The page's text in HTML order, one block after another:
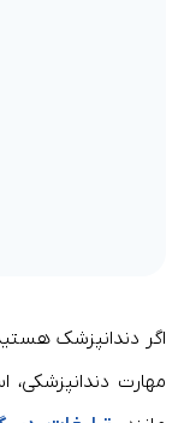
اگر دندانپزشک
مهارت دندانپزشکی،